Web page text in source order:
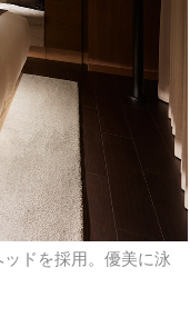
ドを採用。優美に泳